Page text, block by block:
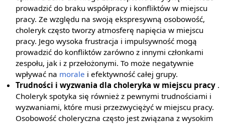
prowadzić do braku współpracy i konfliktów w miejscu
pracy. Ze względu na swoją ekspresywną osobowość,
choleryk często tworzy atmosferę napięcia w miejscu
pracy. Jego wysoka frustracja i impulsywność mogą
prowadzić do konfliktów zarówno z innymi członkami
zespołu, jak i z przełożonymi. To może negatywnie
wpływać na morale i efektywność całej grupy.
Trudności i wyzwania dla choleryka w miejscu pracy .
Choleryk spotyka się również z pewnymi trudnościami i
wyzwaniami, które musi przezwyciężyć w miejscu pracy.
Osobowość choleryczna często jest związana z wysokim